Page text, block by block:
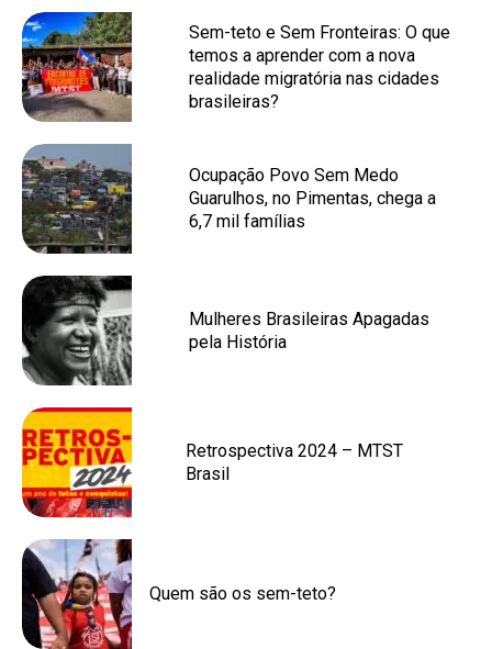
Sem-teto e Sem Fronteiras: O que
temos a aprender com a nova
realidade migratória nas cidades
brasileiras?
Ocupação Povo Sem Medo
Guarulhos, no Pimentas, chega a
6,7 mil famílias
Mulheres Brasileiras Apagadas
pela História
Retrospectiva 2024 – MTST
Brasil
Quem são os sem-teto?